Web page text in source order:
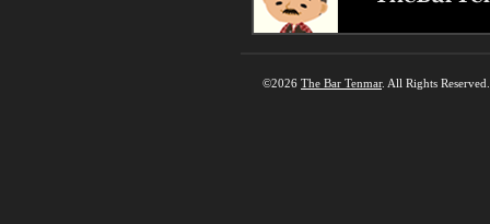
©2026 The Bar Tenmar. All Rights Reserved.